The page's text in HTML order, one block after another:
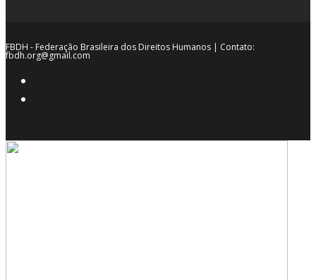
FBDH - Federação Brasileira dos Direitos Humanos | Contato:
fbdh.org@gmail.com